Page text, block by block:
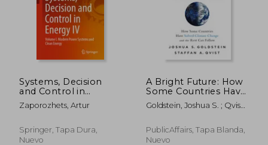
Systems, Decision
and Control in
Energy IV: Volume I.
Modern Power
Energy (en Inglés)
Zaporozhets, Artur
Springer, Tapa Dura,
Nuevo
A Bright Future: How
Some Countries Have
Solved Climate
Change and the Rest
Inglés)
Goldstein, Joshua S. ; Qvist,
PublicAffairs, Tapa Blanda,
Nuevo